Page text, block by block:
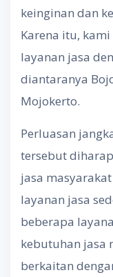
keinginan dan
Karena itu,
layanan jasa
diantaranya
Mojokerto.
Perluasan
tersebut
jasa
layanan jasa
beberapa
kebutuhan jasa
berkaitan